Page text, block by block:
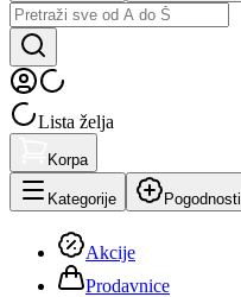
Lista želja
Korpa
Kategorije Pogodnosti
Akcije
Prodavnice